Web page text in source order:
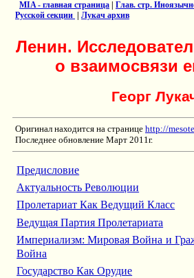
MIA - главная страница |Глав. стр.
Русской секции
|Лукач архив
Ленин.
о взаимосвязи
Георг
Оригинал находится на страницеhttp://
Последнее обновление Март 2011г.
Предисловие
Актуальность Революции
Пролетариат Как Ведущий Класс
Ведущая Партия Пролетариата
Империализм: Мировая Война и
Война
Государство Как Орудие